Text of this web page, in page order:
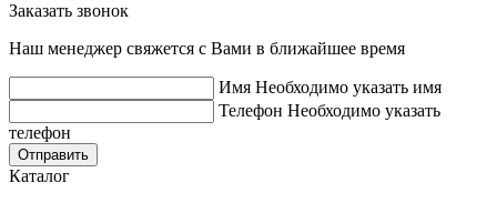
Заказать звонок
Наш менеджер свяжется с Вами в ближайшее время
Имя Необходимо указать имя
Телефон Необходимо указать
телефон
Отправить
Каталог